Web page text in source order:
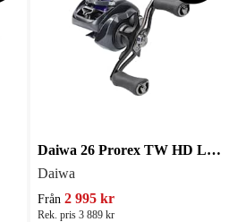
Daiwa 26 Prorex TW HD Lågprofilrulle
Daiwa
Från 2 995 kr
Rek. pris 3 889 kr